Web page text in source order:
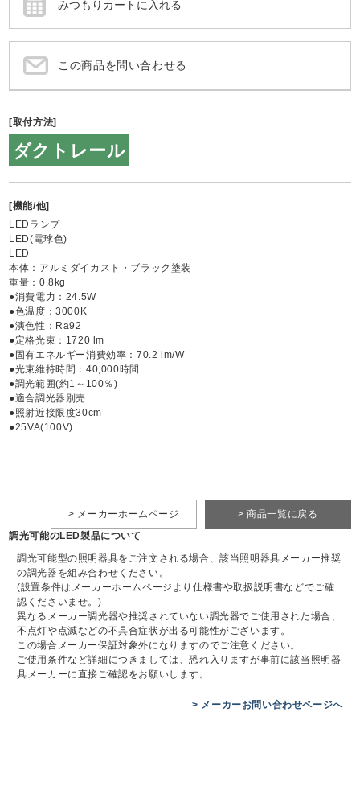
この商品を問い合わせる
[取付方法]
ダクトレール
[機能/他]
LEDランプ
LED(電球色)
LED
本体：アルミダイカスト・ブラック塗装
重量：0.8kg
●消費電力：24.5W
●色温度：3000K
●演色性：Ra92
●定格光束：1720 lm
●固有エネルギー消費効率：70.2 lm/W
●光束維持時間：40,000時間
●調光範囲(約1～100％)
●適合調光器別売
●照射近接限度30cm
●25VA(100V)
> 商品一覧に戻る
> メーカーホームページ
調光可能のLED製品について
調光可能型の照明器具をご注文される場合、該当照明器具メーカー推奨
の調光器を組み合わせください。
(設置条件はメーカーホームページより仕様書や取扱説明書などでご確
認くださいませ。)
異なるメーカー調光器や推奨されていない調光器でご使用された場合、
不点灯や点滅などの不具合症状が出る可能性がございます。
この場合メーカー保証対象外になりますのでご注意ください。
ご使用条件など詳細につきましては、恐れ入りますが事前に該当照明器
具メーカーに直接ご確認をお願いします。
> メーカーお問い合わせページへ